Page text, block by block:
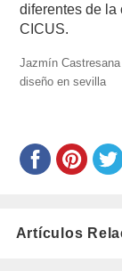
diferentes de la
CICUS.
https://
castresana/
Jazmín Castresana
diseño en sevilla
Artículos